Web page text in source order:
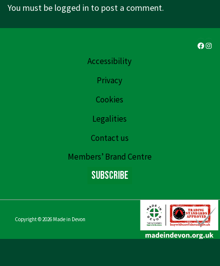
You must be logged in to post a comment.
Accessibility
Privacy
Cookies
Legalities
Contact us
Members’ Brand Centre
Subscribe
Copyright © 2026 Made in Devon